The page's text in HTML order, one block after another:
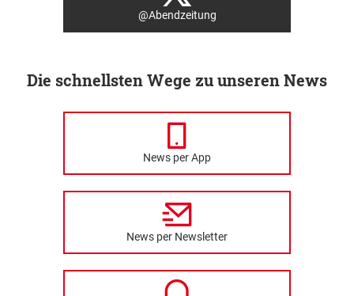
@Abendzeitung
Die schnellsten Wege zu unseren News
News per App
News per Newsletter